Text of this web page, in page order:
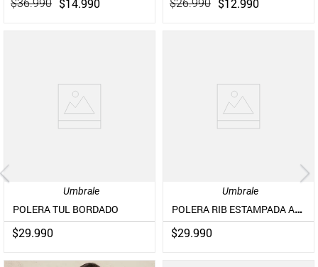
$36.990 $26.990
Umbrale
POLERA TUL BORDADO
$29.990
Umbrale
POLERA RIB ESTAMPADA ABOTONADURA DELANTERA
$29.990